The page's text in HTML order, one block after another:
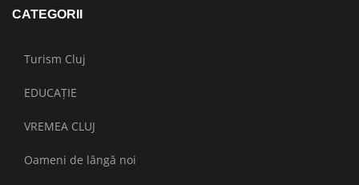
CATEGORII
Turism Cluj
EDUCAȚIE
VREMEA CLUJ
Oameni de lângă noi